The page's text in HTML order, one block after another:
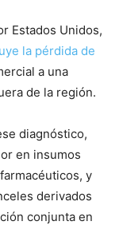
Estados Unidos,
la pérdida de
a una
de la región.
diagnóstico,
en insumos
y
derivados
conjunta en